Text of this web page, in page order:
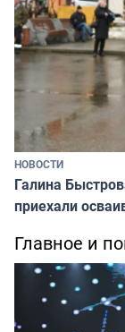
НОВОСТИ
Галина
приехали
Главное и